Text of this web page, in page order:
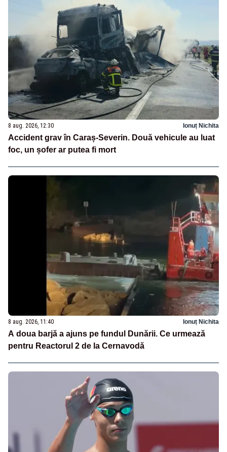
8 aug. 2026, 12:30 Ionuț Nichita
Accident grav în Caraș-Severin. Două vehicule au luat
foc, un șofer ar putea fi mort
8 aug. 2026, 11:40 Ionuț Nichita
A doua barjă a ajuns pe fundul Dunării. Ce urmează
pentru Reactorul 2 de la Cernavodă